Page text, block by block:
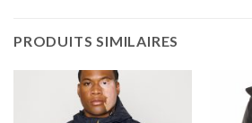
PRODUITS SIMILAIRES